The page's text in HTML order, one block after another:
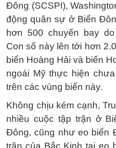
Đông (SCSPI),
động quân sự ở Biển
hơn 500 chuyến bay
Con số này lên tới hơn
biển Hoàng Hải và biến
ngoái Mỹ thực hiện
trên các vùng biển này.
Không chịu kém cạnh,
nhiều cuộc tập trận ở
Đông, cũng như eo biển
trận của Bắc Kinh tại eo